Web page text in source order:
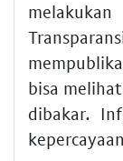
bisa
dibakar.